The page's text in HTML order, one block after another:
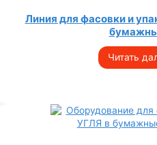
Линия для фасовки и
Читать